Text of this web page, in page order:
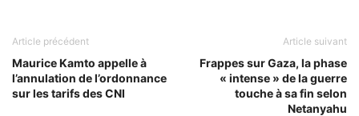
Article précédent
Maurice Kamto appelle à
l’annulation de l’ordonnance
sur les tarifs des CNI
Article suivant
Frappes sur Gaza, la phase
« intense » de la guerre
touche à sa fin selon
Netanyahu